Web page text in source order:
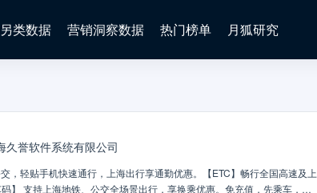
类数据 营销洞察数据 热门榜单 月狐研究
久誉软件系统有限公司
，轻贴手机快速通行，上海出行享通勤优惠。【ETC】畅行全国高速及上
】 支持上海地铁、公交全场景出行，享换乘优惠。免充值，先乘车，后